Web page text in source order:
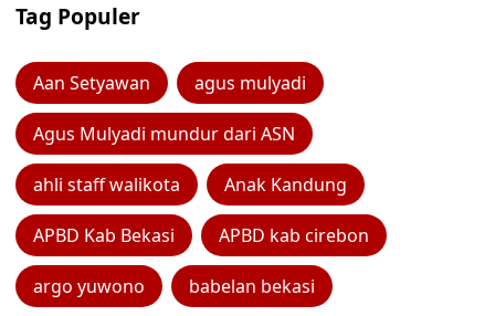
Tag Populer
Aan Setyawan agus mulyadi
Agus Mulyadi mundur dari ASN
ahli staff walikota Anak Kandung
APBD Kab Bekasi APBD kab cirebon
argo yuwono babelan bekasi